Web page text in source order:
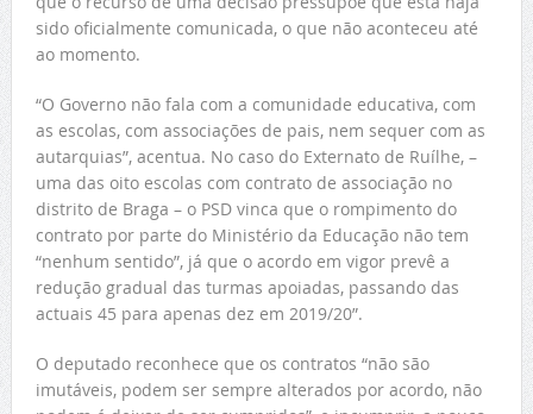
sido oficialmente comunicada, o que não aconteceu até
ao momento.
“O Governo não fala com a comunidade educativa, com
as escolas, com associações de pais, nem sequer com as
autarquias”, acentua. No caso do Externato de Ruílhe, –
uma das oito escolas com contrato de associação no
distrito de Braga – o PSD vinca que o rompimento do
contrato por parte do Ministério da Educação não tem
“nenhum sentido”, já que o acordo em vigor prevê a
redução gradual das turmas apoiadas, passando das
actuais 45 para apenas dez em 2019/20”.
O deputado reconhece que os contratos “não são
imutáveis, podem ser sempre alterados por acordo, não